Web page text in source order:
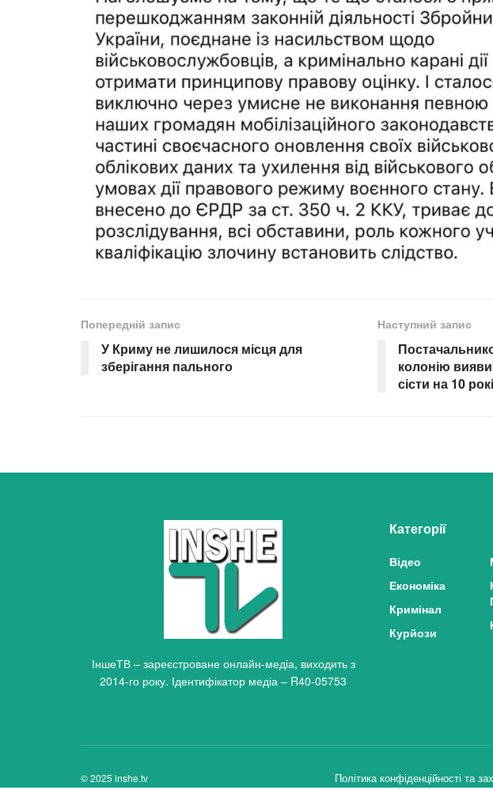
Попередній запис
У Криму не лишилося місця для
зберігання пального
Наступний запис
колонію
сісти на 10
ІншеТВ – зареєстроване онлайн-медіа, виходить з
2014-го року. Ідентифікатор медіа – R40-05753
Категорії
Відео
Економіка
Кримінал
Курйози
Політика конфіденційності та
© 2025 inshe.tv